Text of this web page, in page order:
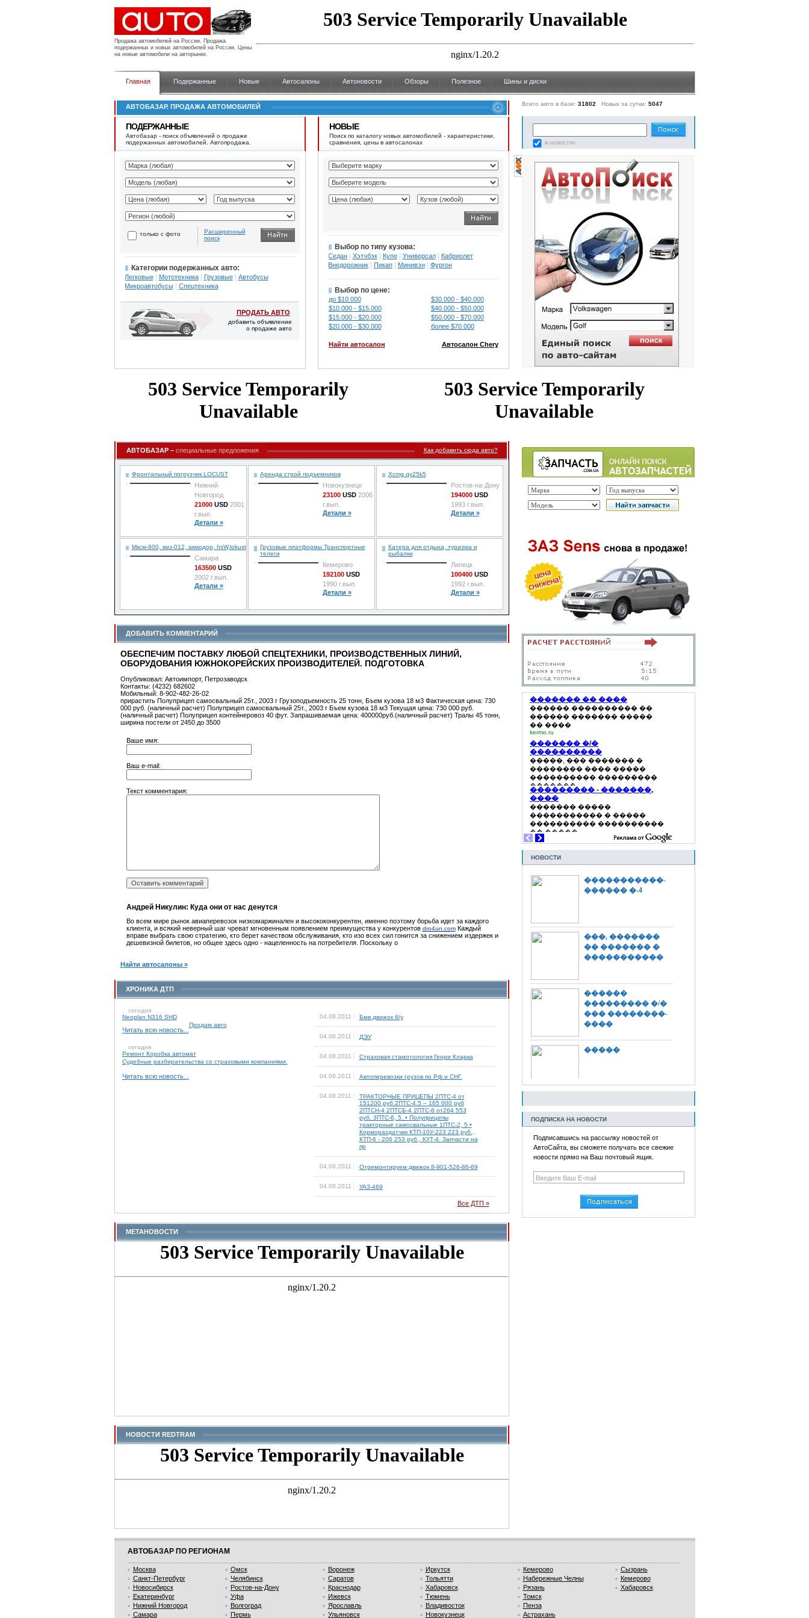
Продажа автомобилей на России. Продажа
подержанных и новых автомобилей на России. Цены
на новые автомобили на авторынке.
Главная Подержанные Новые Автосалоны Автоновости Обзоры Полезное Шины и диски
АВТОБАЗАР. ПРОДАЖА АВТОМОБИЛЕЙ
ПОДЕРЖАННЫЕ
Автобазар - поиск объявлений о продаже
подержанных автомобилей. Автопродажа.
только с фото
Расширенный
поиск
Категории подержанных авто:
Легковые Мототехника Грузовые
Автобусы
Микроавтобусы
Спецтехника
ПРОДАТЬ АВТО
добавить объявление
о продаже авто
НОВЫЕ
Поиск по каталогу новых автомобилей - характеристики,
сравнения, цены в автосалонах
Выбор по типу кузова:
Седан Хэтчбэк Купе Универсал
Кабриолет
Внедорожник
Пикап Минивэн Фургон
Выбор по цене:
до $10.000
$30.000 - $40.000
$10.000 - $15.000
$40.000 - $50.000
$15.000 - $20.000
$50.000 - $70.000
$20.000 - $30.000
более $70.000
Найти автосалон Автосалон Chery
Всего авто в базе: 31802 Новых за сутки: 5047
в новостях
АВТОБАЗАР – специальные предложения Как добавить сюда авто?
Фронтальный погрузчик LOCUST
Нижний
Новгород
21000USD2001
г.вып.
Детали »
Аренда строй подъемников
Новокузнецк
23100USD2006
г.вып.
Детали »
Xcmg qy25k5
Ростов-на-Дону
194000USD
1993 г.вып.
Детали »
Мксм-800, кмз-012, амкодор, hsW,lokust
Самара
163500USD
2002 г.вып.
Детали »
Грузовые платформы Транспортные
телеги
Кемерово
192100USD
1990 г.вып.
Детали »
Катера для отдыха, туризма и
рыбалки
Липецк
100400USD
1992 г.вып.
Детали »
НОВОСТИ
ПОДПИСКА НА НОВОСТИ
Подписавшись на рассылку новостей от
АвтоСайта, вы сможете получать все свежие
новости прямо на Ваш почтовый ящик.
ДОБАВИТЬ КОММЕНТАРИЙ
ОБЕСПЕЧИМ ПОСТАВКУ ЛЮБОЙ СПЕЦТЕХНИКИ, ПРОИЗВОДСТВЕННЫХ ЛИНИЙ,
ОБОРУДОВАНИЯ ЮЖНОКОРЕЙСКИХ ПРОИЗВОДИТЕЛЕЙ. ПОДГОТОВКА
Опубликовал: Автоимпорт, Петрозаводск
Контакты: (4232) 682602
Мобильный: 8-902-482-26-02
прирастить Полуприцеп самосвальный 25т., 2003 г Грузоподъемность 25 тонн, Бъем кузова 18 м3 Фактическая цена: 730
000 руб. (наличный расчет) Полуприцеп самосвальный 25т., 2003 г Бъем кузова 18 м3 Текущая цена: 730 000 руб.
(наличный расчет) Полуприцеп контейнеровоз 40 фут. Запрашиваемая цена: 400000руб.(наличный расчет) Тралы 45 тонн,
ширина постели от 2450 до 3500
Ваше имя:
Ваш e-mail:
Текст комментария:
Андрей Никулин: Куда они от нас денутся
Во всем мире рынок авиаперевозок низкомаржинален и высококонкурентен, именно поэтому борьба идет за каждого
клиента, и всякий неверный шаг чреват мгновенным появлением преимущества у конкурентов dro4un.comКаждый
вправе выбрать свою стратегию, кто берет качеством обслуживания, кто изо всех сил гонится за снижением издержек и
дешевизной билетов, но общее здесь одно - нацеленность на потребителя. Поскольку о
Найти автосалоны »
ХРОНИКА ДТП
сегодня
Neoplan N316 SHD
Продам авто
Читать всю новость...
сегодня
Ремонт Коробка автомат
Судебные разбирательства со страховыми компаниями.
Читать всю новость...
04.08.2011 Бмв движок б/у
04.08.2011 ДЭУ
04.08.2011 Страховая стамотология Генри Кларка
04.08.2011 Автоперевозки грузов по Рф и СНГ.
04.08.2011 ТРАКТОРНЫЕ ПРИЦЕПЫ 2ПТС-4 от
151200 руб.2ПТС-4.5 – 165 000 руб
2ПТСН-4 2ПТСБ-4 2ПТС-6 от264 553
руб. 3ПТС-6, 5. • Полуприцепы
тракторные самосвальные 1ПТС-2, 5 •
Кормораздатчик КТП-10У-223 223 руб.,
КТП-6 - 206 253 руб., КУТ-4. Запчасти на
пр
04.08.2011 Отремонтируем движок 8-901-526-86-69
04.08.2011 УАЗ-469
Все ДТП »
МЕТАНОВОСТИ
НОВОСТИ REDTRAM
АВТОБАЗАР ПО РЕГИОНАМ
Москва
Санкт-Петербург
Новосибирск
Екатеринбург
Нижний Новгород
Самара
Омск
Челябинск
Ростов-на-Дону
Уфа
Волгоград
Пермь
Воронеж
Саратов
Краснодар
Ижевск
Ярославль
Ульяновск
Иркутск
Тольятти
Хабаровск
Тюмень
Владивосток
Новокузнецк
Кемерово
Набережные Челны
Рязань
Томск
Пенза
Астрахань
Сызрань
Кемерово
Хабаровск